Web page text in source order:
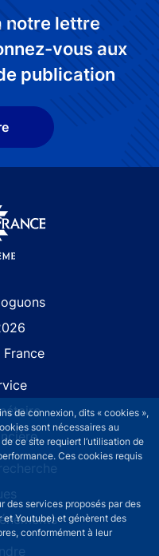
de connexion, dits « cookies »,
sont nécessaires au
ce site requiert l’utilisation de
Ces cookies requis
des services proposés par des
Youtube) et génèrent des
conformément à leur
notre lettre
vous aux
publication
France